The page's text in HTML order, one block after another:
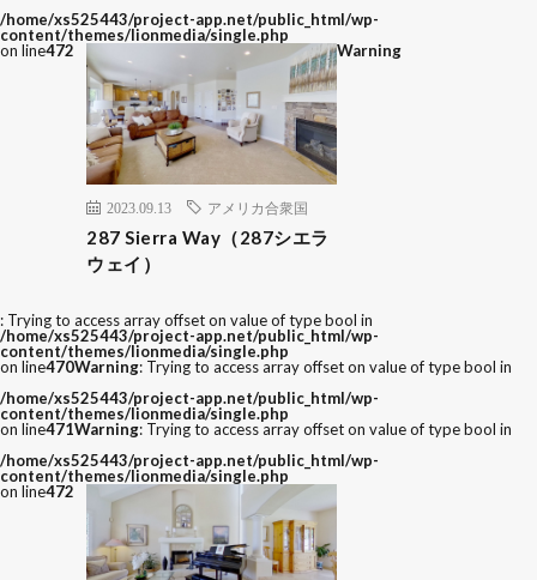
/home/xs525443/project-app.net/public_html/wp-
content/themes/lionmedia/single.php
on line472
2023.09.13 アメリカ合衆国
287 Sierra Way（287シエラ
ウェイ）
Warning
: Trying to access array offset on value of type bool in
/home/xs525443/project-app.net/public_html/wp-
content/themes/lionmedia/single.php
on line470Warning: Trying to access array offset on value of type bool in
/home/xs525443/project-app.net/public_html/wp-
content/themes/lionmedia/single.php
on line471Warning: Trying to access array offset on value of type bool in
/home/xs525443/project-app.net/public_html/wp-
content/themes/lionmedia/single.php
on line472